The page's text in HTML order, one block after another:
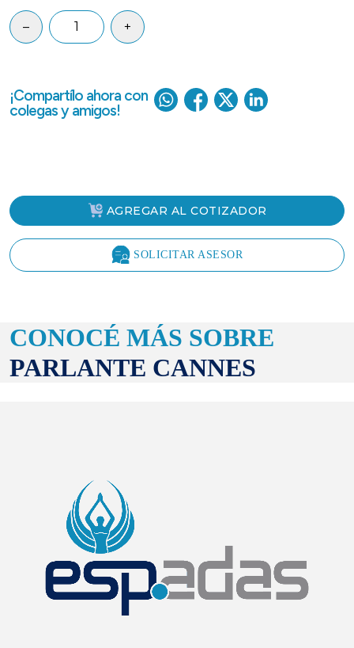
– +
¡Compartílo ahora con
colegas y amigos!
AGREGAR AL COTIZADOR
SOLICITAR ASESOR
CONOCÉ MÁS SOBRE
PARLANTE CANNES